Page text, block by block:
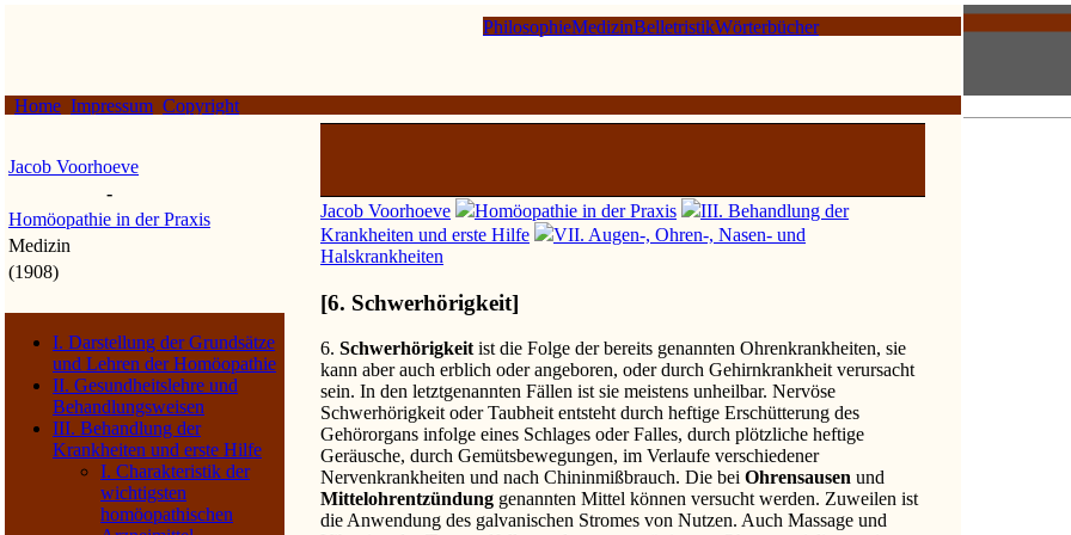
PhilosophieMedizinBelletristikWörterbücher
Home Impressum Copyright
Jacob Voorhoeve
-
Homöopathie in der Praxis
Medizin
(1908)
I. Darstellung der Grundsätze
und Lehren der Homöopathie
II. Gesundheitslehre und
Behandlungsweisen
III. Behandlung der
Krankheiten und erste Hilfe
I. Charakteristik der
wichtigsten
homöopathischen
Jacob Voorhoeve Homöopathie in der Praxis
III. Behandlung der
Krankheiten und erste Hilfe
VII. Augen-, Ohren-, Nasen- und
Halskrankheiten
[6. Schwerhörigkeit]
6. Schwerhörigkeitist die Folge der bereits genannten Ohrenkrankheiten, sie
kann aber auch erblich oder angeboren, oder durch Gehirnkrankheit verursacht
sein. In den letztgenannten Fällen ist sie meistens unheilbar. Nervöse
Schwerhörigkeit oder Taubheit entsteht durch heftige Erschütterung des
Gehörorgans infolge eines Schlages oder Falles, durch plötzliche heftige
Geräusche, durch Gemütsbewegungen, im Verlaufe verschiedener
Nervenkrankheiten und nach Chininmißbrauch. Die bei Ohrensausen und
Mittelohrentzündung genannten Mittel können versucht werden. Zuweilen ist
die Anwendung des galvanischen Stromes von Nutzen. Auch Massage und